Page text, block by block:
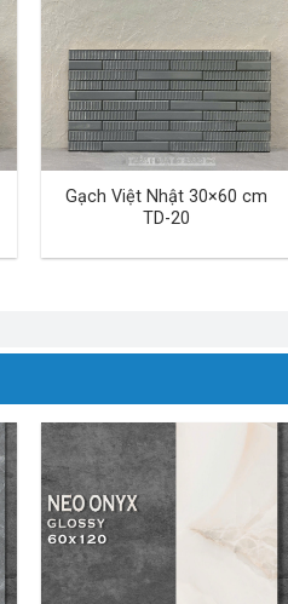
Gạch Việt Nhật 30×60 cm
TD-20